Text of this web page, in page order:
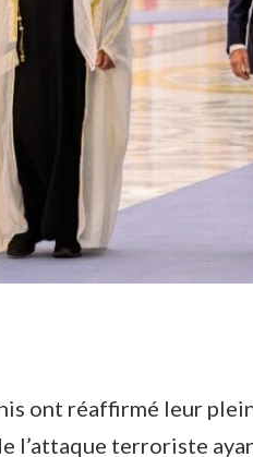
ont réaffirmé leur
l’attaque terroriste